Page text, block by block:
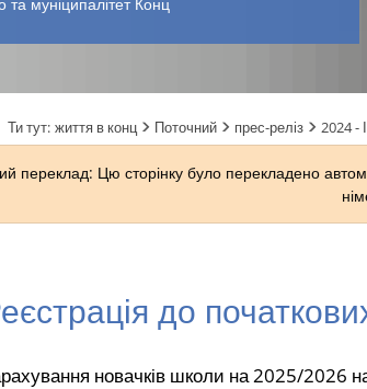
Ти тут: життя в конц Поточний прес-реліз 2024 -
переклад: Цю сторінку було перекладено
до
новачків школи на 2025/2026